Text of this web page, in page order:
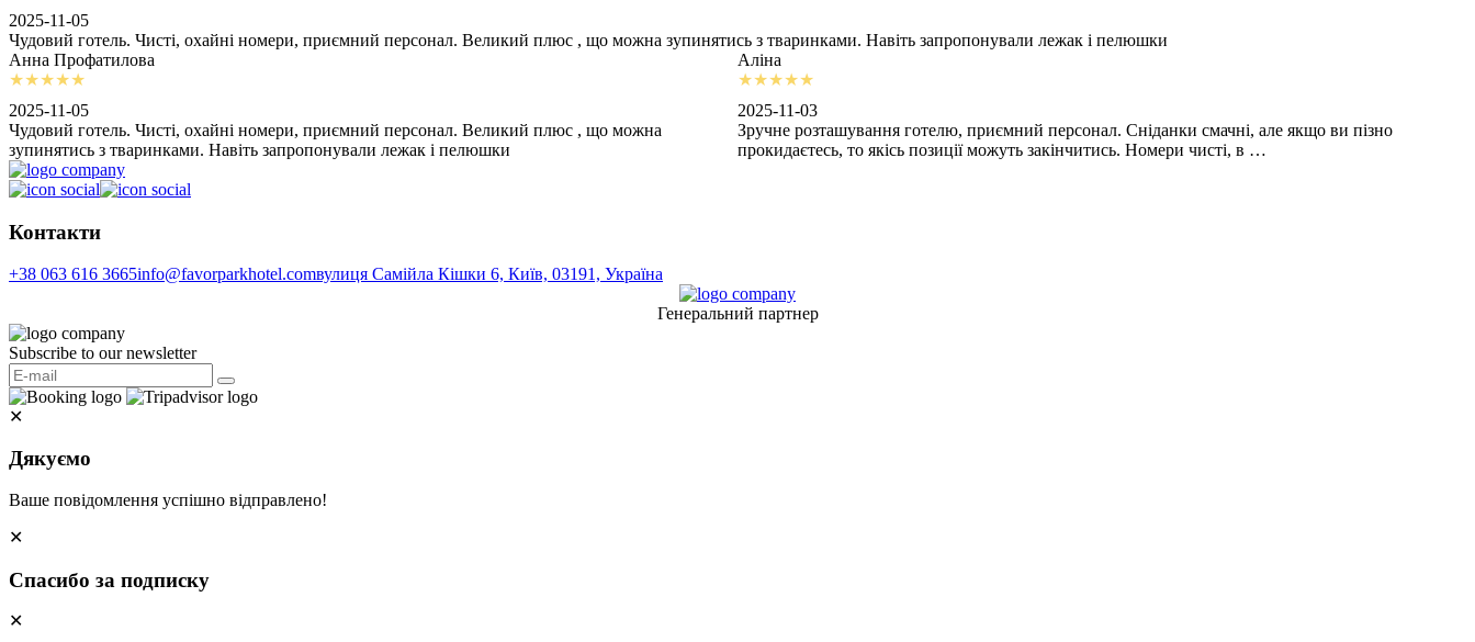
2025-11-05
Чудовий готель. Чисті, охайні номери, приємний персонал. Великий плюс , що можна зупинятись з тваринками. Навіть запропонували лежак і пелюшки
Анна Профатилова
2025-11-05
Чудовий готель. Чисті, охайні номери, приємний персонал. Великий плюс , що можна
зупинятись з тваринками. Навіть запропонували лежак і пелюшки
Аліна
2025-11-03
Зручне розташування готелю, приємний персонал. Сніданки смачні, але якщо ви пізно
прокидаєтесь, то якісь позиції можуть закінчитись. Номери чисті, в …
Контакти
+38 063 616 3665info@favorparkhotel.comвулиця Самійла Кішки 6, Київ, 03191, Україна
Генеральний партнер
Subscribe to our newsletter
✕
Дякуємо
Ваше повідомлення успішно відправлено!
✕
Спасибо за подписку
✕